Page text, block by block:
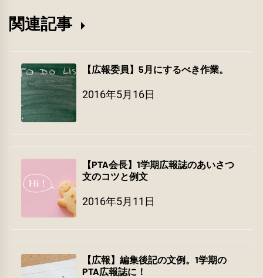
関連記事
【広報委員】5月にするべき作業。
2016年5月16日
【PTA会長】1学期広報誌のあいさつ
文のコツと例文
2016年5月11日
【広報】編集後記の文例。1学期の
PTA広報誌に！